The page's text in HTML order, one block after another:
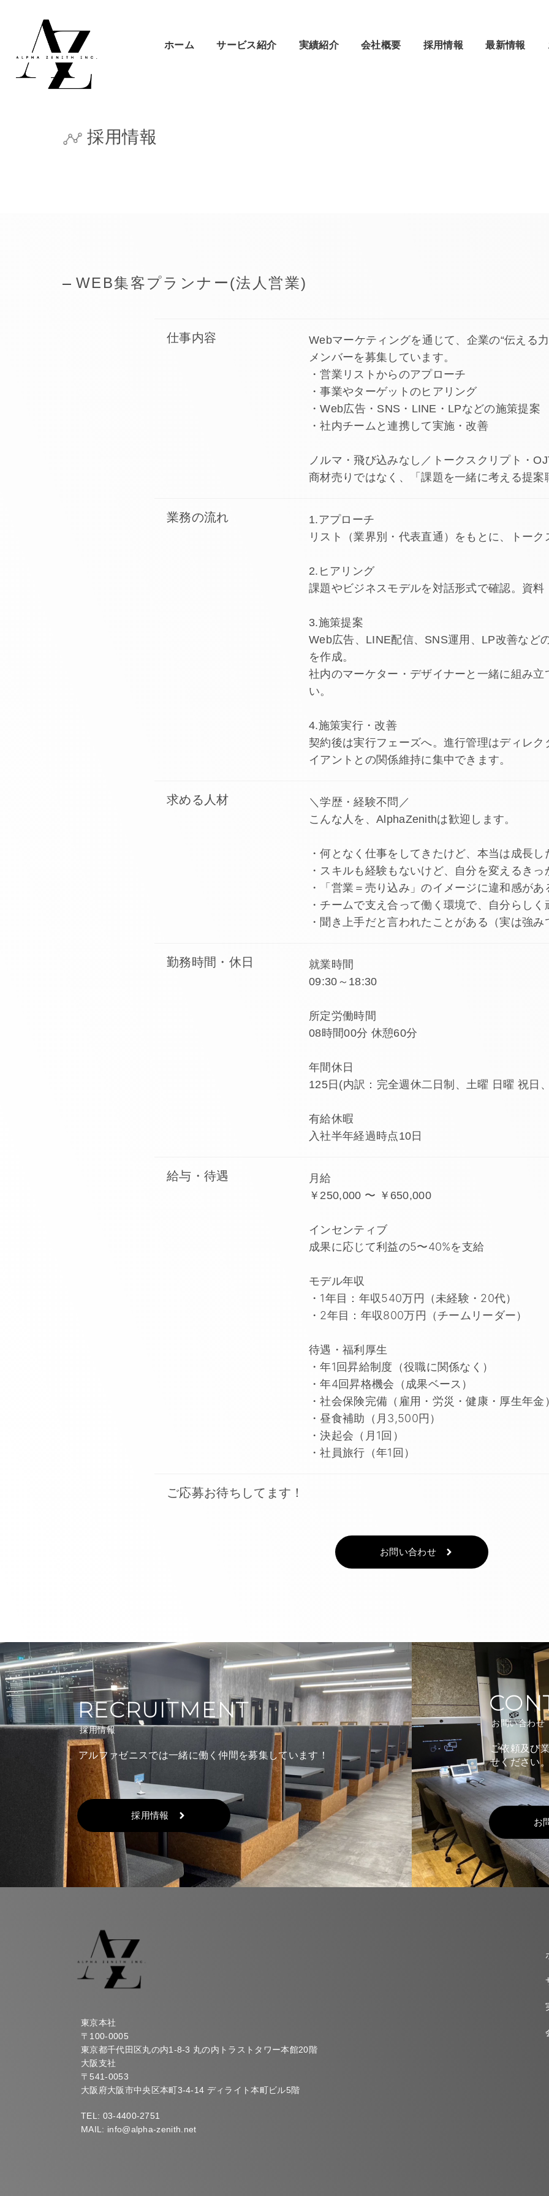
ホーム サービス紹介 実績紹介 会社概要 採用情報 最新情報
採用情報
WEB集客プランナー(法人営業)
仕事内容
Webマーケティングを通じて、企業の“伝える
メンバーを募集しています。
・営業リストからのアプローチ
・事業やターゲットのヒアリング
・Web広告・SNS・LINE・LPなどの施策提案
・社内チームと連携して実施・改善
ノルマ・飛び込みなし／トークスクリプト・
商材売りではなく、「課題を一緒に考える提案
業務の流れ
1.アプローチ
リスト（業界別・代表直通）をもとに、トー
2.ヒアリング
課題やビジネスモデルを対話形式で確認。資料
3.施策提案
Web広告、LINE配信、SNS運用、LP改善など
を作成。
社内のマーケター・デザイナーと一緒に組み
い。
4.施策実行・改善
契約後は実行フェーズへ。進行管理はディレ
イアントとの関係維持に集中できます。
求める人材
＼学歴・経験不問／
こんな人を、AlphaZenithは歓迎します。
・何となく仕事をしてきたけど、本当は成長
・スキルも経験もないけど、自分を変えるきっ
・「営業＝売り込み」のイメージに違和感があ
・チームで支え合って働く環境で、自分らしく
・聞き上手だと言われたことがある（実は強み
勤務時間・休日
就業時間
09:30～18:30
所定労働時間
08時間00分 休憩60分
年間休日
125日(内訳：完全週休二日制、土曜 日曜 祝日
有給休暇
入社半年経過時点10日
給与・待遇
月給
￥250,000 〜 ￥650,000
インセンティブ
成果に応じて利益の5〜40%を支給
モデル年収
・1年目：年収540万円（未経験・20代）
・2年目：年収800万円（チームリーダー）
待遇・福利厚生
・年1回昇給制度（役職に関係なく）
・年4回昇格機会（成果ベース）
・社会保険完備（雇用・労災・健康・厚生年金
・昼食補助（月3,500円）
・決起会（月1回）
・社員旅行（年1回）
ご応募お待ちしてます！
お問い合わせ
RECRUITMENT
採用情報
アルファゼニスでは一緒に働く仲間を募集しています！
採用情報
お問い合わせ
ご依頼及び
せください
お
東京本社
〒100-0005
東京都千代田区丸の内1-8-3 丸の内トラストタワー本館20階
大阪支社
〒 541-0053
大阪府大阪市中央区本町3-4-14 ディライト本町ビル5階
TEL: 03-4400-2751
MAIL: info@alpha-zenith.net